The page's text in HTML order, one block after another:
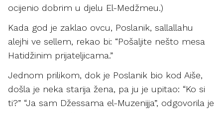
ocijenio dobrim u djelu El-Medžmeu.)
Kada god je zaklao ovcu, Poslanik, sallallahu
alejhi ve sellem, rekao bi: “Pošaljite nešto mesa
Hatidžinim prijateljicama.”
Jednom prilikom, dok je Poslanik bio kod Aiše,
došla je neka starija žena, pa ju je upitao: “Ko si
ti?” “Ja sam Džessama el-Muzenijja”, odgovorila je